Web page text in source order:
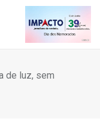
de luz, sem